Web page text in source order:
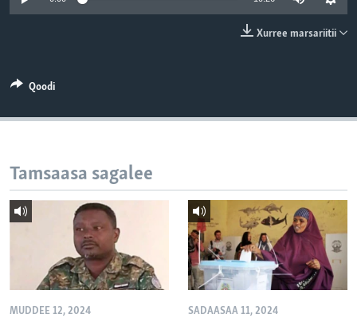
Xurree marsariitii
Qoodi
Tamsaasa sagalee
MUDDEE 12, 2024 SADAASAA 11, 2024